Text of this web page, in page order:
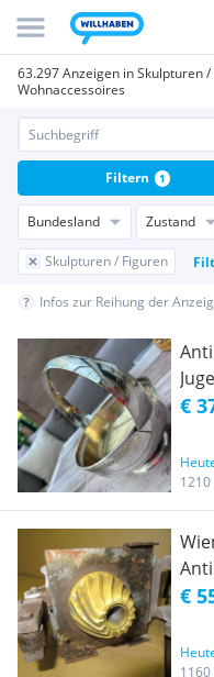
63.297 Anzeigen in Skulpturen
Wohnaccessoires
Bundesland Zustand
Skulpturen / Figuren
Filtern 1
Infos zur Reihung der
€
€